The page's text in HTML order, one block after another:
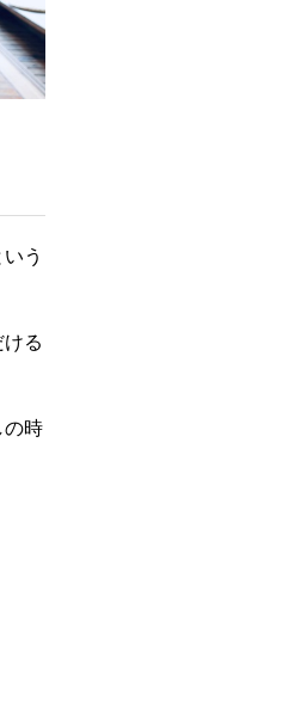
う
る
の時